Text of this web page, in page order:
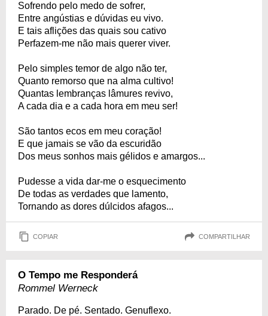
Sofrendo pelo medo de sofrer,
Entre angústias e dúvidas eu vivo.
E tais aflições das quais sou cativo
Perfazem-me não mais querer viver.
Pelo simples temor de algo não ter,
Quanto remorso que na alma cultivo!
Quantas lembranças lâmures revivo,
A cada dia e a cada hora em meu ser!
São tantos ecos em meu coração!
E que jamais se vão da escuridão
Dos meus sonhos mais gélidos e amargos...
Pudesse a vida dar-me o esquecimento
De todas as verdades que lamento,
Tornando as dores dúlcidos afagos...
COPIAR COMPARTILHAR
O Tempo me Responderá
Rommel Werneck
Parado. De pé. Sentado. Genuflexo.